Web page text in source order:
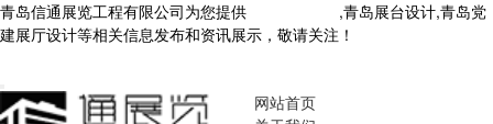
青岛信通展览工程有限公司为您提供
,青岛展台设计,青岛党
建展厅设计等相关信息发布和资讯展示，敬请关注！
网站首页